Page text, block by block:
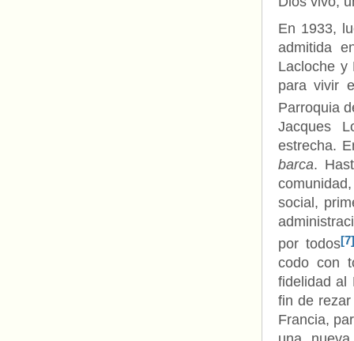
En 1933,
admitida
Lacloche y
para vivir
Parroquia
Jacques
estrecha.
barca.
social,
por todos[7]
codo con
fidelidad al
fin de
Francia,